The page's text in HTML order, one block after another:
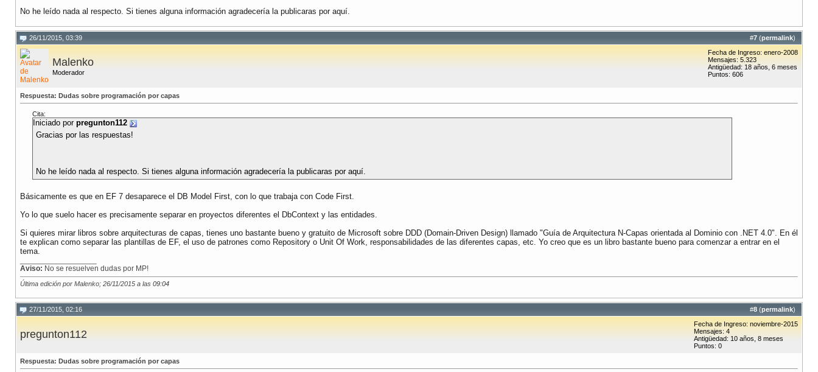
No he leído nada al respecto. Si tienes alguna información agradecería la publicaras por aquí.
#7 (permalink)
26/11/2015, 03:39
Malenko
Moderador
Fecha de Ingreso: enero-2008
Mensajes: 5.323
Antigüedad: 18 años, 6 meses
Puntos: 606
Respuesta: Dudas sobre programación por capas
Cita:
Iniciado por pregunton112
Gracias por las respuestas!
No he leído nada al respecto. Si tienes alguna información agradecería la publicaras por aquí.
Básicamente es que en EF 7 desaparece el DB Model First, con lo que trabaja con Code First.
Yo lo que suelo hacer es precisamente separar en proyectos diferentes el DbContext y las entidades.
Si quieres mirar libros sobre arquitecturas de capas, tienes uno bastante bueno y gratuito de Microsoft sobre DDD (Domain-Driven Design) llamado "Guía de Arquitectura N-Capas orientada al Dominio con .NET 4.0". En él
te explican como separar las plantillas de EF, el uso de patrones como Repository o Unit Of Work, responsabilidades de las diferentes capas, etc. Yo creo que es un libro bastante bueno para comenzar a entrar en el
tema.
Aviso: No se resuelven dudas por MP!
Última edición por Malenko; 26/11/2015 a las 09:04
#8 (permalink)
27/11/2015, 02:16
pregunton112
Fecha de Ingreso: noviembre-2015
Mensajes: 4
Antigüedad: 10 años, 8 meses
Puntos: 0
Respuesta: Dudas sobre programación por capas